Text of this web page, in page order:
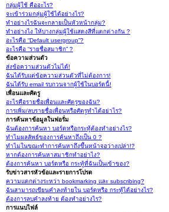
กลุ่มผู้ใช้ คืออะไร?
จะเข้าร่วมกลุ่มผู้ใช้ได้อย่างไร?
ทำอย่างไรฉันจะกลายเป็นหัวหน้ากลุ่ม?
ทำอย่างไง ให้บางกลุ่มผู้ใช้แสดงสีที่แตกต่างกัน ?
อะไรคือ “Default usergroup”?
อะไรคือ “รายชื่อสมาชิก” ?
ข้อความส่วนตัว
ส่งข้อความส่วนตัวไม่ได้!
ฉันได้รับแต่ข้อความส่วนตัวที่ไม่ต้องการ!
ฉันได้รับ email รบกวนจากผู้ใช้ในบอร์ดนี้!
เพื่อนและศัตรู
อะไรคือรายชื่อเพื่อนและศัตรูของฉัน?
การเพิ่ม/ลบรายชื่อเพื่อนหรือศัตรูทำได้อย่าไร?
การค้นหาข้อมูลในฟอรั่ม
ฉันต้องการค้นหา บอร์ดหรือกระทู้ต้องทำอย่างไร?
ทำไมผลลัพธ์ของการค้นหาถึงเป็น 0 ?
ทำไมในขณะทำการค้นหาถึงขึ้นหน้าจอว่างเปล่า!?
หากต้องการค้นหาสมาชิกทำอย่าไง?
ต้องการค้นหา บอร์ดหรือ กระทู้ที่ฉันเป็นเข้าของ?
รับข่าวสารหัวข้อและรายการโปรด
ความแตกต่างระหว่า bookmarking และ subscribing?
ฉันสามารถเขียนคำลงท้ายใน บอร์ดหรือ กระทู้ได้อย่างไร?
ต้องการลบคำลงท้าย ต้องทำอย่างไร?
การแนบไฟล์